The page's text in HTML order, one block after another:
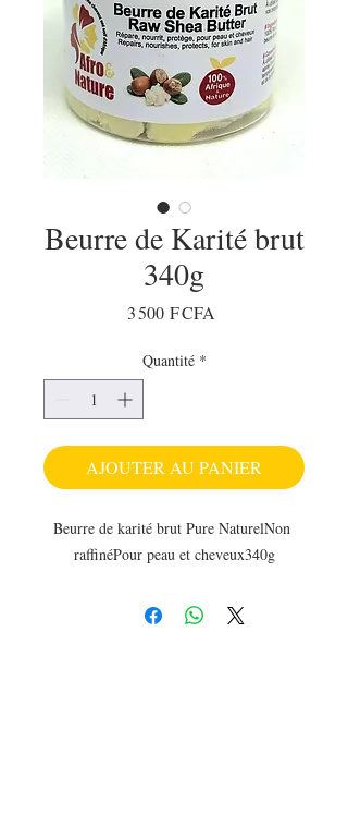
Beurre de Karité brut
340g
3 500 F CFA
Quantité *
AJOUTER AU PANIER
Beurre de karité brut Pure NaturelNon
raffinéPour peau et cheveux340g